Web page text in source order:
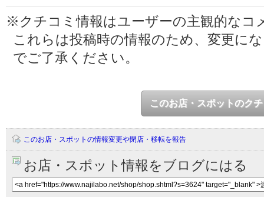
※クチコミ情報はユーザーの主観的なコ
これらは投稿時の情報のため、変更に
でご了承ください。
このお店・スポットのク
このお店・スポットの情報変更や閉店・移転を報告
お店・スポット情報をブログにはる